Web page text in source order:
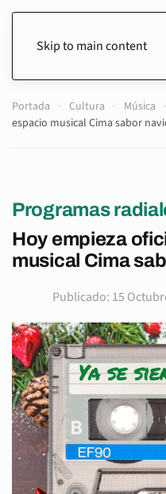
Skip to main content
Portada Cultura Música
espacio musical Cima sabor
Programas
Hoy empieza
musical Cima
Publicado: 15